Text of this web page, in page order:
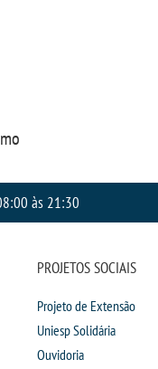
às 21:30
PROJETOS SOCIAIS
Projeto de Extensão
Uniesp Solidária
Ouvidoria